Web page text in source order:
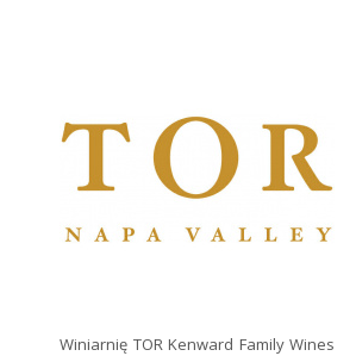
Winiarnię TOR Kenward Family Wines